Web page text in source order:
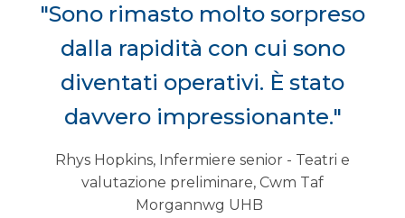
"Sono rimasto molto sorpreso
dalla rapidità con cui sono
diventati operativi. È stato
davvero impressionante."
Rhys Hopkins, Infermiere senior - Teatri e
valutazione preliminare, Cwm Taf
Morgannwg UHB